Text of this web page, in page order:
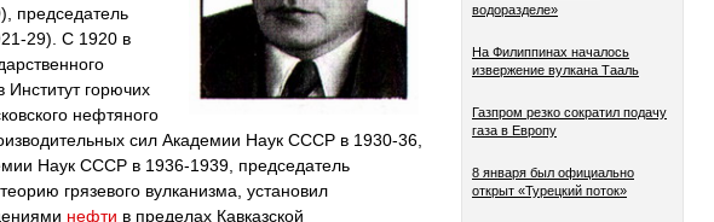
председатель
29). С 1920 в
Институт горючих
нефтяного
сил Академии Наук CCCP в 1930-36,
Наук CCCP в 1936-1939, председатель
грязевого вулканизма, установил
нефти в пределах Кавказской
водоразделе»
На Филиппинах началось
извержение вулкана Тааль
Газпром резко сократил подачу
газа в Европу
8 января был официально
открыт «Турецкий поток»